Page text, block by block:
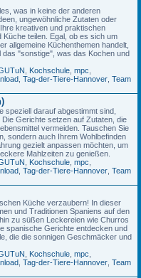
was in keine der anderen
ungewöhnliche Zutaten oder
kreativen und praktischen
teilen. Egal, ob es sich um
allgemeine Küchenthemen handelt,
das "sonstige", was das Kochen und
Kochschule mpc
Tag-der-Tiere-Hannover Team
speziell darauf abgestimmt sind,
Gerichte setzen auf Zutaten, die
vermeiden. Tauschen Sie
sondern auch Ihrem Wohlbefinden
gezielt anpassen möchten, um
Mahlzeiten zu genießen.
Kochschule mpc
Tag-der-Tiere-Hannover Team
Küche verzaubern! In dieser
und Traditionen Spaniens auf den
zu süßen Leckereien wie Churros
spanische Gerichte entdecken und
die die sonnigen Geschmäcker und
Kochschule mpc
Tag-der-Tiere-Hannover Team